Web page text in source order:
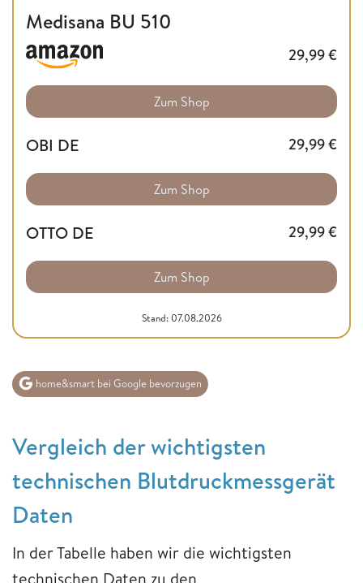
Medisana BU 510
29,99€
Zum Shop
OBI DE 29,99€
Zum Shop
OTTO DE 29,99€
Zum Shop
Stand: 07.08.2026
home&smart bei Google bevorzugen
Vergleich der wichtigsten
technischen Blutdruckmessgerät
Daten
In der Tabelle haben wir die wichtigsten